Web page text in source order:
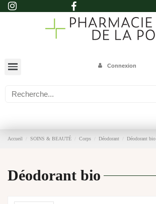
Connexion
Accueil SOINS & BEAUTÉ Corps Déodorant Déodorant bio
Déodorant bio